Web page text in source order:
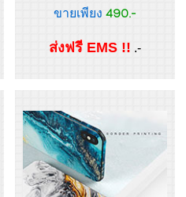
ขายเพียง 490.-
ส่งฟรี EMS !! .-